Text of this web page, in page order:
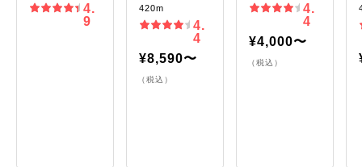
4.
9
420m
4.
4
¥8,590〜
（税込）
4.
4
¥4,000〜
（税込）